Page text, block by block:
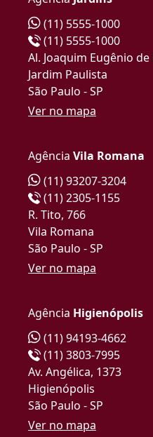
(11) 5555-1000
(11) 5555-1000
Al. Joaquim Eugênio de
Jardim Paulista
São Paulo - SP
Ver no mapa
Agência Vila Romana
(11) 93207-3204
(11) 2305-1155
R. Tito, 766
Vila Romana
São Paulo - SP
Ver no mapa
Agência Higienópolis
(11) 94193-4662
(11) 3803-7995
Av. Angélica, 1373
Higienópolis
São Paulo - SP
Ver no mapa